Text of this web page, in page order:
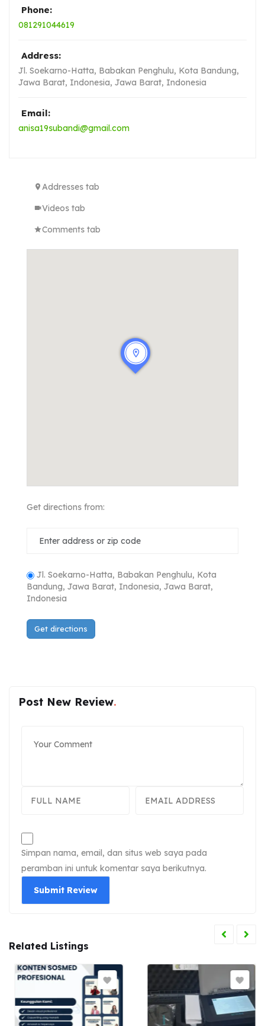
Phone:
081291044619
Address:
Jl. Soekarno-Hatta, Babakan Penghulu, Kota Bandung,
Jawa Barat, Indonesia, Jawa Barat, Indonesia
Email:
anisa19subandi@gmail.com
Addresses tab
Videos tab
Comments tab
Get directions from:
Jl. Soekarno-Hatta, Babakan Penghulu, Kota
Bandung, Jawa Barat, Indonesia, Jawa Barat,
Indonesia
Post New Review
Simpan nama, email, dan situs web saya pada
peramban ini untuk komentar saya berikutnya.
Related Listings